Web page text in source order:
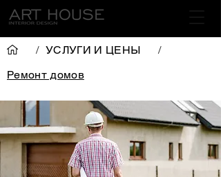
/ УСЛУГИ И ЦЕНЫ
/
Ремонт домов